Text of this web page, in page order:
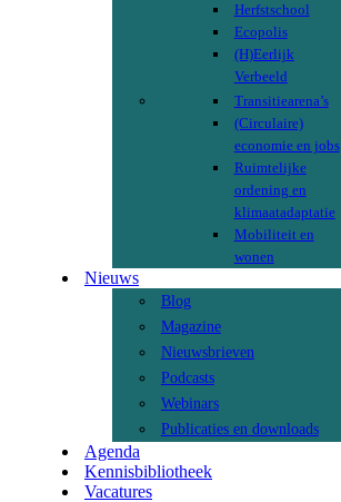
Herfstschool
Ecopolis
(H)Eerlijk
Verbeeld
Transitiearena’s
(Circulaire)
economie en jobs
Ruimtelijke
ordening en
klimaatadaptatie
Mobiliteit en
wonen
Nieuws
Blog
Magazine
Nieuwsbrieven
Podcasts
Webinars
Publicaties en downloads
Agenda
Kennisbibliotheek
Vacatures